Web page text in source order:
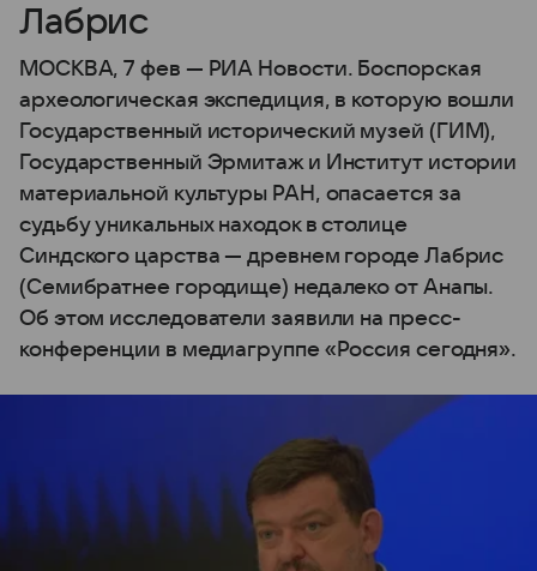
Лабрис
МОСКВА, 7 фев — РИА Новости. Боспорская
археологическая экспедиция, в которую вошли
Государственный исторический музей (ГИМ),
Государственный Эрмитаж и Институт истории
материальной культуры РАН, опасается за
судьбу уникальных находок в столице
Синдского царства — древнем городе Лабрис
(Семибратнее городище) недалеко от Анапы.
Об этом исследователи заявили на пресс-
конференции в медиагруппе «Россия сегодня».